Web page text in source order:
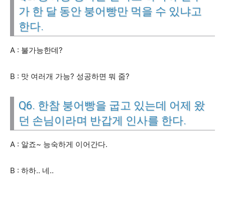
가 한 달 동안 붕어빵만 먹을 수 있냐고
한다.
A : 불가능한데?
B : 맛 여러개 가능? 성공하면 뭐 줌?
Q6. 한참 붕어빵을 굽고 있는데 어제 왔
던 손님이라며 반갑게 인사를 한다.
A : 알죠~ 능숙하게 이어간다.
B : 하하.. 네..